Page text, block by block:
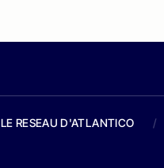
LE RESEAU D'ATLANTICO /